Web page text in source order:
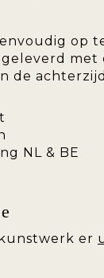
op
met
de
NL & BE
er